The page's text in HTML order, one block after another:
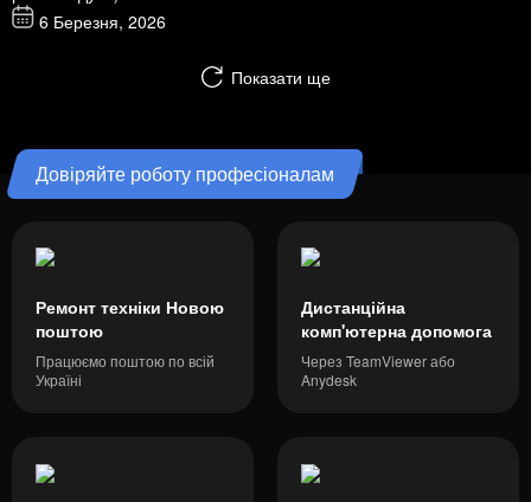
6 Березня, 2026
Показати ще
Довіряйте роботу професіоналам
Ремонт техніки Новою
поштою
Працюємо поштою по всій
Україні
Дистанційна
комп'ютерна допомога
Через TeamViewer або
Anydesk